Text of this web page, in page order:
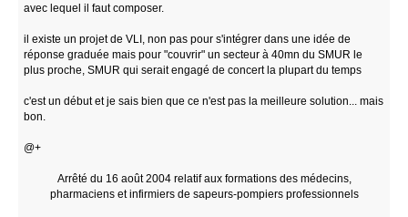
avec lequel il faut composer.
il existe un projet de VLI, non pas pour s'intégrer dans une idée de
réponse graduée mais pour "couvrir" un secteur à 40mn du SMUR le
plus proche, SMUR qui serait engagé de concert la plupart du temps
c'est un début et je sais bien que ce n'est pas la meilleure solution... mais
bon.
@+
Arrêté du 16 août 2004 relatif aux formations des médecins,
pharmaciens et infirmiers de sapeurs-pompiers professionnels